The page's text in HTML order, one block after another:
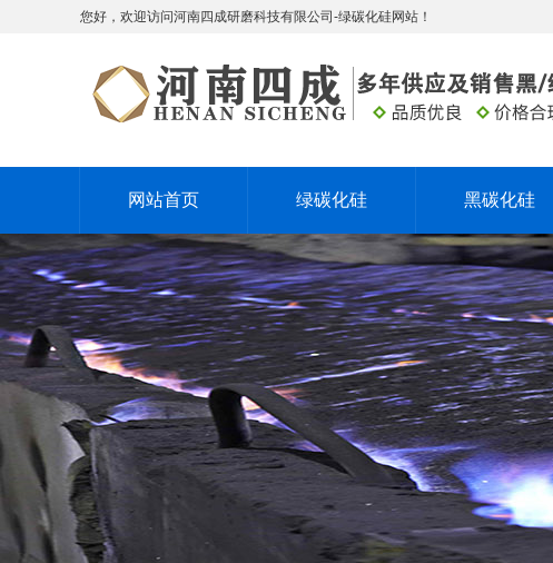
您好，欢迎访问河南四成研磨科技有限公司-绿碳化硅网站！
网站首页 绿碳化硅 黑碳化硅